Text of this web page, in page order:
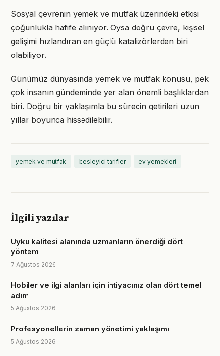
Sosyal çevrenin yemek ve mutfak üzerindeki etkisi
çoğunlukla hafife alınıyor. Oysa doğru çevre, kişisel
gelişimi hızlandıran en güçlü katalizörlerden biri
olabiliyor.
Günümüz dünyasında yemek ve mutfak konusu, pek
çok insanın gündeminde yer alan önemli başlıklardan
biri. Doğru bir yaklaşımla bu sürecin getirileri uzun
yıllar boyunca hissedilebilir.
yemek ve mutfak besleyici tarifler ev yemekleri
İlgili yazılar
Uyku kalitesi alanında uzmanların önerdiği dört
yöntem
7 Ağustos 2026
Hobiler ve ilgi alanları için ihtiyacınız olan dört temel
adım
5 Ağustos 2026
Profesyonellerin zaman yönetimi yaklaşımı
5 Ağustos 2026